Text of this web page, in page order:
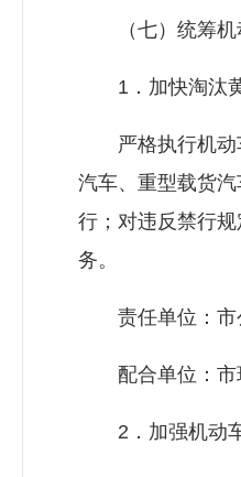
（七）统筹机
1．加快淘汰黄
严格执行机动车
汽车、重型载货
行；对违反禁行
务。
责任单位：市
配合单位：市环
2．加强机动车